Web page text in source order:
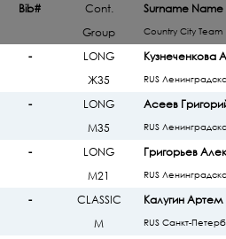
Bib#
Cont.
Group
Surname Name
Country City Team
-
LONG
Ж35
Кузнеченкова
RUS
-
LONG
М35
Асеев
RUS
-
LONG
М21
Григорьев
RUS
-
CLASSIC
М
Калугин Артем
RUS Санкт-